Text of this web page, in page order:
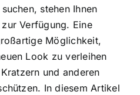
stehen Ihnen
Verfügung. Eine
Möglichkeit,
Look zu verleihen
und anderen
In diesem Artikel